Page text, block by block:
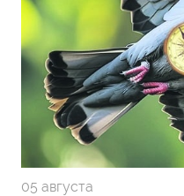
05 августа